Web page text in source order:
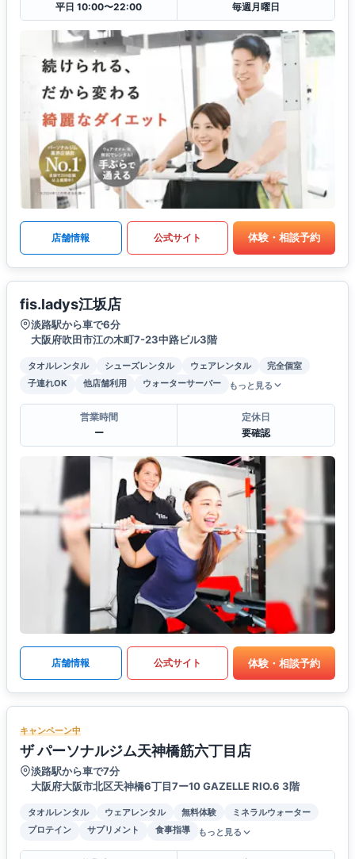
平日 10:00〜22:00
毎週月曜日
店舗情報 公式サイト 体験・相談予約
fis.ladys江坂店
淡路駅から車で6分
大阪府吹田市江の木町7-23中路ビル3階
タオルレンタル シューズレンタル ウェアレンタル
完全個室
子連れOK
他店舗利用 ウォーターサーバー もっと見る
営業時間
ー
定休日
要確認
店舗情報 公式サイト 体験・相談予約
キャンペーン中
ザ パーソナルジム天神橋筋六丁目店
淡路駅から車で7分
大阪府大阪市北区天神橋6丁目7ー10 GAZELLE RIO.6 3階
タオルレンタル ウェアレンタル 無料体験
ミネラルウォーター
プロテイン
サプリメント 食事指導 もっと見る